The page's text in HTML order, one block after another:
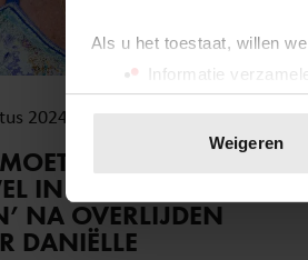
Als u het toestaat, willen
Informatie
Uw apparaat
toestemming op elk
We gebruiken cookies om
websiteverkeer te
Weigeren
2024
WILLEKE ALBERTI
IN DE GATEN
NA OVERLIJDEN
DANIËLLE